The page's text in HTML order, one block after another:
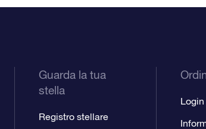
Guarda la tua
stella
Registro stellare